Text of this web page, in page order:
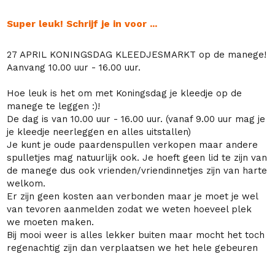
Super leuk! Schrijf je in voor ...
27 APRIL KONINGSDAG KLEEDJESMARKT op de manege!
Aanvang 10.00 uur - 16.00 uur.
Hoe leuk is het om met Koningsdag je kleedje op de
manege te leggen :)!
De dag is van 10.00 uur - 16.00 uur. (vanaf 9.00 uur mag je
je kleedje neerleggen en alles uitstallen)
Je kunt je oude paardenspullen verkopen maar andere
spulletjes mag natuurlijk ook. Je hoeft geen lid te zijn van
de manege dus ook vrienden/vriendinnetjes zijn van harte
welkom.
Er zijn geen kosten aan verbonden maar je moet je wel
van tevoren aanmelden zodat we weten hoeveel plek
we moeten maken.
Bij mooi weer is alles lekker buiten maar mocht het toch
regenachtig zijn dan verplaatsen we het hele gebeuren